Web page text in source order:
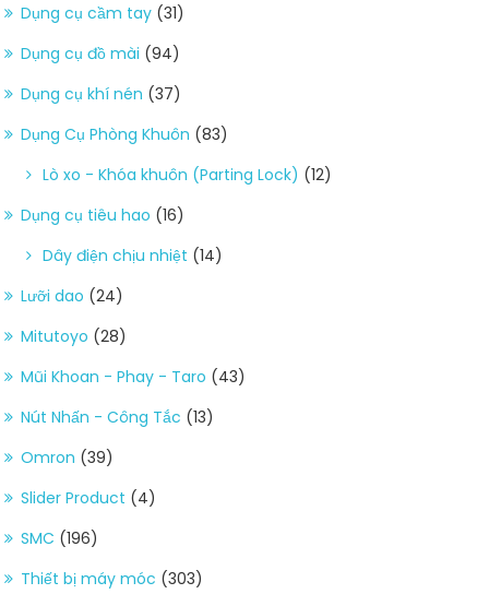
Dụng cụ cầm tay (31)
Dụng cụ đồ mài (94)
Dụng cụ khí nén (37)
Dụng Cụ Phòng Khuôn (83)
Lò xo - Khóa khuôn (Parting Lock) (12)
Dụng cụ tiêu hao (16)
Dây điện chịu nhiệt (14)
Lưỡi dao (24)
Mitutoyo (28)
Mũi Khoan - Phay - Taro (43)
Nút Nhấn - Công Tắc (13)
Omron (39)
Slider Product (4)
SMC (196)
Thiết bị máy móc (303)